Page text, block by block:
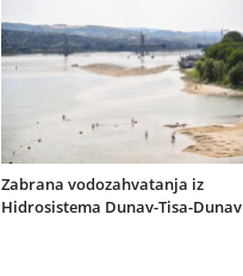
Zabrana vodozahvatanja iz
Hidrosistema Dunav-Tisa-Dunav